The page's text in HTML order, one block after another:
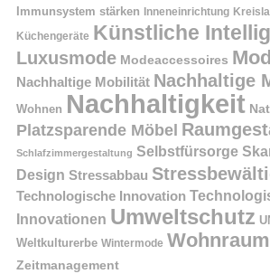
Immunsystem stärken Inneneinrichtung
Küchengeräte Künstliche
Luxusmode Modeaccessoires
Nachhaltige Mobilität Nachhaltige
Wohnen Nachhaltigkeit
Platzsparende Möbel
Schlafzimmergestaltung Selbstfürsorge
Design Stressabbau
Technologische Innovation
Innovationen Umweltschutz
Weltkulturerbe Wintermode
Zeitmanagement